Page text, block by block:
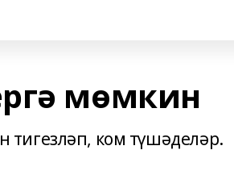
мөмкин
ком түшәделәр.